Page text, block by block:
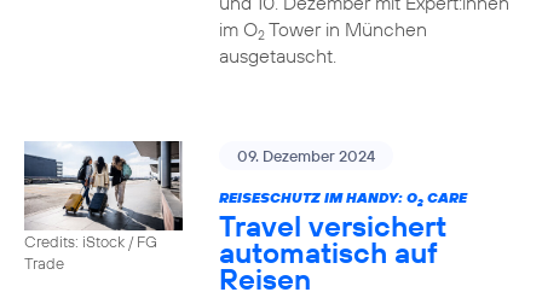
im O2Tower in München
ausgetauscht.
Credits: iStock / FG
Trade
09. Dezember 2024
REISESCHUTZ IM HANDY: O2CARE
Travel versichert
automatisch auf
Reisen